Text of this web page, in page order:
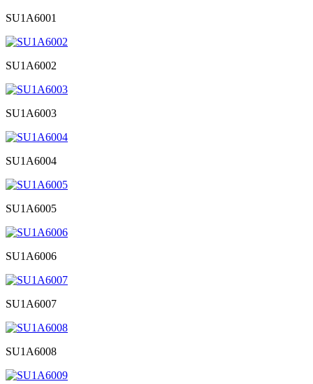
SU1A6001
SU1A6002
SU1A6003
SU1A6004
SU1A6005
SU1A6006
SU1A6007
SU1A6008